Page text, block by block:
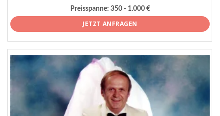
Preisspanne: 350 - 1.000 €
JETZT ANFRAGEN